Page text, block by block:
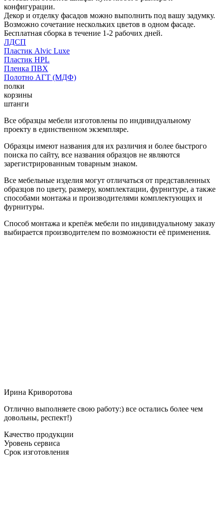
конфигурации.
Декор и отделку фасадов можно выполнить под вашу задумку.
Возможно сочетание нескольких цветов в одном фасаде.
Бесплатная сборка в течение 1-2 рабочих дней.
ЛДСП
Пластик Alvic Luxe
Пластик HPL
Пленка ПВХ
Полотно АГТ (МДФ)
полки
корзины
штанги
Все образцы мебели изготовлены по индивидуальному
проекту в единственном экземпляре.
Образцы имеют названия для их различия и более быстрого
поиска по сайту, все названия образцов не являются
зарегистрированным товарным знаком.
Все мебельные изделия могут отличаться от представленных
образцов по цвету, размеру, комплектации, фурнитуре, а также
способами монтажа и производителями комплектующих и
фурнитуры.
Способ монтажа и крепёж мебели по индивидуальному заказу
выбирается производителем по возможности её применения.
Ирина Криворотова
Отлично выполняете свою работу:) все остались более чем
довольны, респект!)
Качество продукции
Уровень сервиса
Срок изготовления